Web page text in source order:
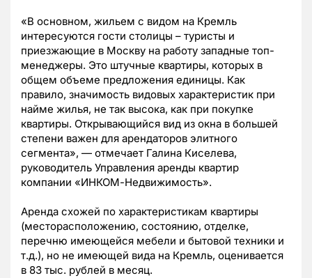
«В основном, жильем с видом на Кремль
интересуются гости столицы – туристы и
приезжающие в Москву на работу западные топ-
менеджеры. Это штучные квартиры, которых в
общем объеме предложения единицы. Как
правило, значимость видовых характеристик при
найме жилья, не так высока, как при покупке
квартиры. Открывающийся вид из окна в большей
степени важен для арендаторов элитного
сегмента», — отмечает Галина Киселева,
руководитель Управления аренды квартир
компании «ИНКОМ-Недвижимость».
Аренда схожей по характеристикам квартиры
(месторасположению, состоянию, отделке,
перечню имеющейся мебели и бытовой техники и
т.д.), но не имеющей вида на Кремль, оценивается
в 83 тыс. рублей в месяц.